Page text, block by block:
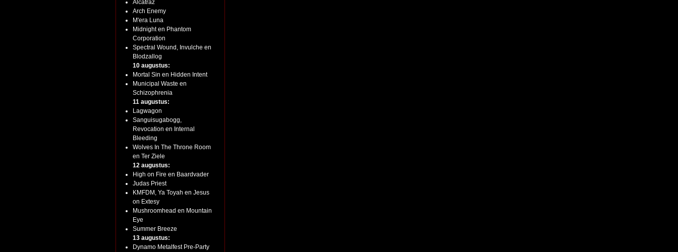
Alcatraz
Arch Enemy
M'era Luna
Midnight en Phantom
Corporation
Spectral Wound, Invulche en
Blodzallog
10 augustus:
Mortal Sin en Hidden Intent
Municipal Waste en
Schizophrenia
11 augustus:
Lagwagon
Sanguisugabogg,
Revocation en Internal
Bleeding
Wolves In The Throne Room
en Ter Ziele
12 augustus:
High on Fire en Baardvader
Judas Priest
KMFDM, Ya Toyah en Jesus
on Extesy
Mushroomhead en Mountain
Eye
Summer Breeze
13 augustus:
Dynamo Metalfest Pre-Party